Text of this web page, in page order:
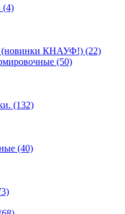
(4)
(новинки КНАУФ!) (22)
(50)
(132)
(40)